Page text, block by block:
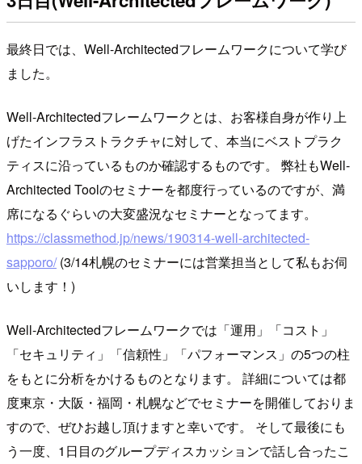
最終日では、Well-Architectedフレームワークについて学び
ました。
Well-Architectedフレームワークとは、お客様自身が作り上
げたインフラストラクチャに対して、本当にベストプラク
ティスに沿っているものか確認するものです。 弊社もWell-
Architected Toolのセミナーを都度行っているのですが、満
席になるぐらいの大変盛況なセミナーとなってます。
https://classmethod.jp/news/190314-well-architected-
sapporo/(3/14札幌のセミナーには営業担当として私もお伺
いします！)
Well-Architectedフレームワークでは「運用」「コスト」
「セキュリティ」「信頼性」「パフォーマンス」の5つの柱
をもとに分析をかけるものとなります。 詳細については都
度東京・大阪・福岡・札幌などでセミナーを開催しておりま
すので、ぜひお越し頂けますと幸いです。 そして最後にも
う一度、1日目のグループディスカッションで話し合ったこ